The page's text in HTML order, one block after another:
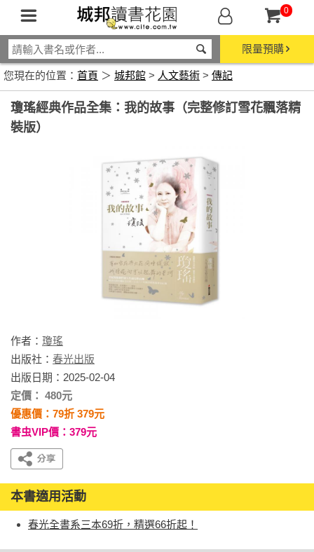
0
限量預購
您現在的位置： 首頁 ＞ 城邦館 > 人文藝術 > 傳記
瓊瑤經典作品全集：我的故事（完整修訂雪花飄落精
裝版）
作者： 瓊瑤
出版社： 春光出版
出版日期：2025-02-04
定價： 480元
優惠價：79折 379元
書虫VIP價：379元
本書適用活動
春光全書系三本69折，精選66折起！